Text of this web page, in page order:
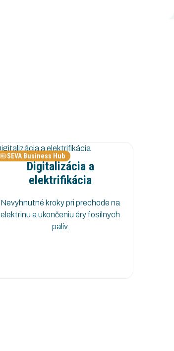
SEVA Business Hub
Digitalizácia a
elektrifikácia
Nevyhnutné kroky pri prechode na
elektrinu a ukončeniu éry fosílnych
palív.